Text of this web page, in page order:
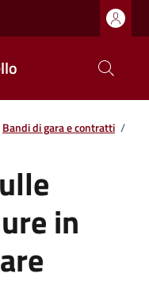
Bandi di gara e contratti /
in